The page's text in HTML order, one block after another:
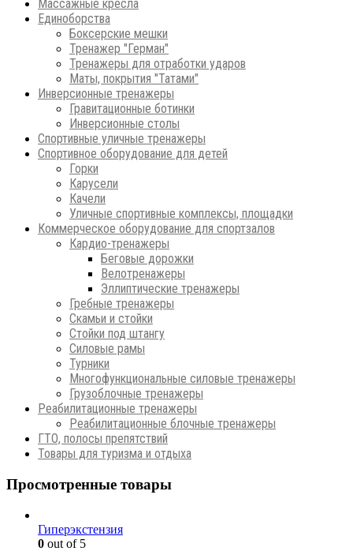
Массажные кресла
Единоборства
Боксерские мешки
Тренажер "Герман"
Тренажеры для отработки ударов
Маты, покрытия "Татами"
Инверсионные тренажеры
Гравитационные ботинки
Инверсионные столы
Спортивные уличные тренажеры
Спортивное оборудование для детей
Горки
Карусели
Качели
Уличные спортивные комплексы, площадки
Коммерческое оборудование для спортзалов
Кардио-тренажеры
Беговые дорожки
Велотренажеры
Эллиптические тренажеры
Гребные тренажеры
Скамьи и стойки
Стойки под штангу
Силовые рамы
Турники
Многофункциональные силовые тренажеры
Грузоблочные тренажеры
Реабилитационные тренажеры
Реабилитационные блочные тренажеры
ГТО, полосы препятствий
Товары для туризма и отдыха
Просмотренные товары
Гиперэкстензия
0 out of 5